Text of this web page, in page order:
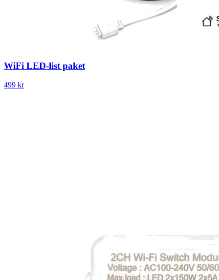
WiFi LED-list paket
499 kr